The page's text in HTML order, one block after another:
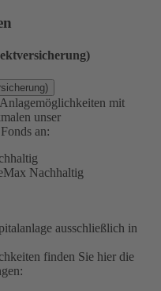
mit
unser
an:
Nachhaltig
ausschließlich in
finden Sie hier die